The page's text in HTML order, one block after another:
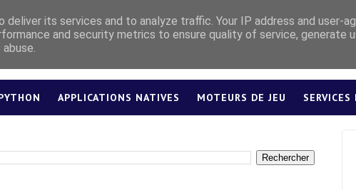
APPLICATIONS NATIVES MOTEURS DE JEU
its services and to analyze traffic. Your IP address and user-
and security metrics to ensure quality of service, generate